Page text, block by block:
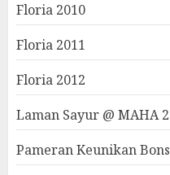
Floria 2010
Floria 2011
Floria 2012
Laman Sayur @ MAHA
Pameran Keunikan